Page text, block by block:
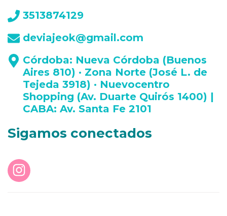
3513874129
deviajeok@gmail.com
Córdoba: Nueva Córdoba (Buenos
Aires 810) · Zona Norte (José L. de
Tejeda 3918) · Nuevocentro
Shopping (Av. Duarte Quirós 1400) |
CABA: Av. Santa Fe 2101
Sigamos conectados